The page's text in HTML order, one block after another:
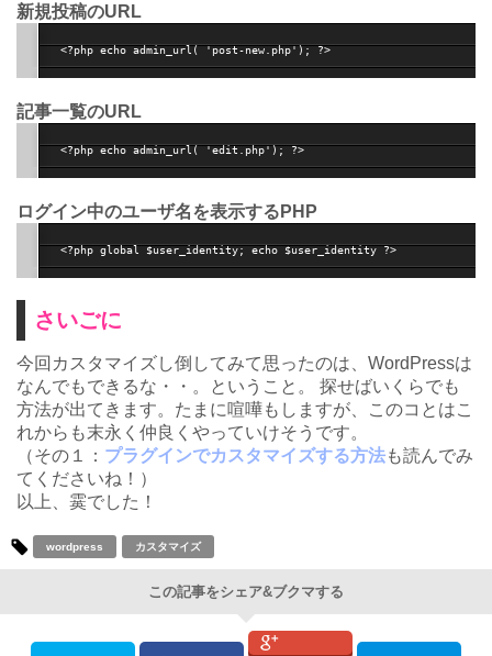
新規投稿のURL
記事一覧のURL
ログイン中のユーザ名を表示するPHP
さいごに
今回カスタマイズし倒してみて思ったのは、WordPressは
なんでもできるな・・。ということ。 探せばいくらでも
方法が出てきます。たまに喧嘩もしますが、このコとはこ
れからも末永く仲良くやっていけそうです。
（その１： プラグインでカスタマイズする方法も読んでみ
てくださいね！）
以上、霙でした！
wordpress カスタマイズ
この記事をシェア&ブクマする